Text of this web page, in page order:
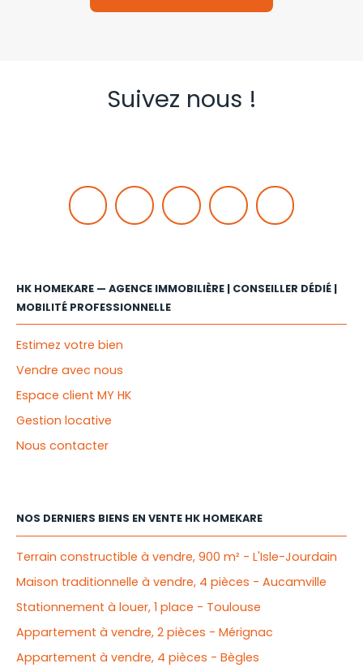
Suivez nous !
HK HOMEKARE — AGENCE IMMOBILIÈRE | CONSEILLER DÉDIÉ |
MOBILITÉ PROFESSIONNELLE
Estimez votre bien
Vendre avec nous
Espace client MY HK
Gestion locative
Nous contacter
NOS DERNIERS BIENS EN VENTE HK HOMEKARE
Terrain constructible à vendre, 900 m² - L'Isle-Jourdain
Maison traditionnelle à vendre, 4 pièces - Aucamville
Stationnement à louer, 1 place - Toulouse
Appartement à vendre, 2 pièces - Mérignac
Appartement à vendre, 4 pièces - Bègles